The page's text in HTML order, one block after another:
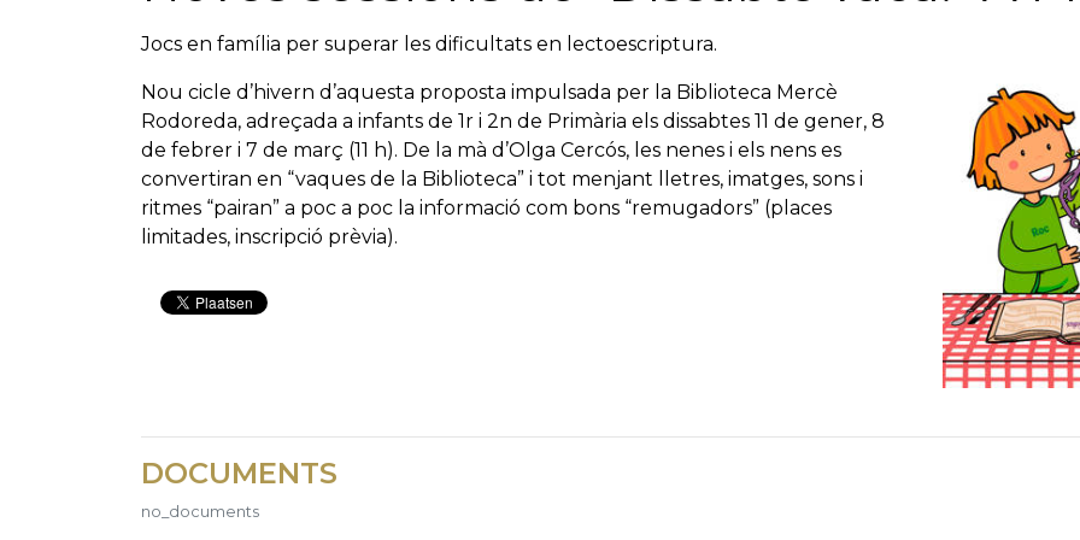
Jocs en família per superar les dificultats en lectoescriptura.
Nou cicle d’hivern d’aquesta proposta impulsada per la Biblioteca Mercè
Rodoreda, adreçada a infants de 1r i 2n de Primària els dissabtes 11 de gener, 8
de febrer i 7 de març (11 h). De la mà d’Olga Cercós, les nenes i els nens es
convertiran en “vaques de la Biblioteca” i tot menjant lletres, imatges, sons i
ritmes “pairan” a poc a poc la informació com bons “remugadors” (places
limitades, inscripció prèvia).
DOCUMENTS
no_documents